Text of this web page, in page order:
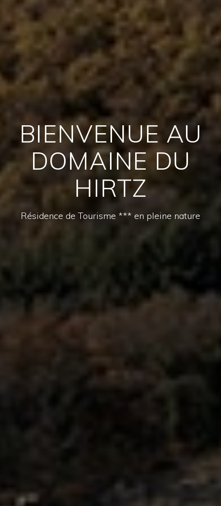
BIENVENUE AU
DOMAINE DU
HIRTZ
Résidence de Tourisme *** en pleine nature